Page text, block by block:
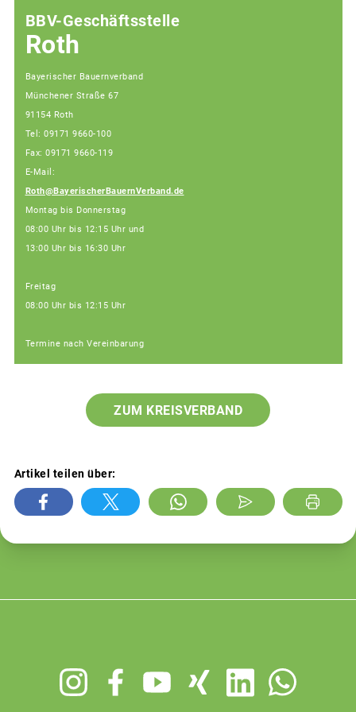
BBV-Geschäftsstelle
Roth
Bayerischer Bauernverband
Münchener Straße 67
91154 Roth
Tel: 09171 9660-100
Fax: 09171 9660-119
E-Mail:
Roth@BayerischerBauernVerband.de
Montag bis Donnerstag
08:00 Uhr bis 12:15 Uhr und
13:00 Uhr bis 16:30 Uhr
Freitag
08:00 Uhr bis 12:15 Uhr
Termine nach Vereinbarung
ZUM KREISVERBAND
Artikel teilen über: